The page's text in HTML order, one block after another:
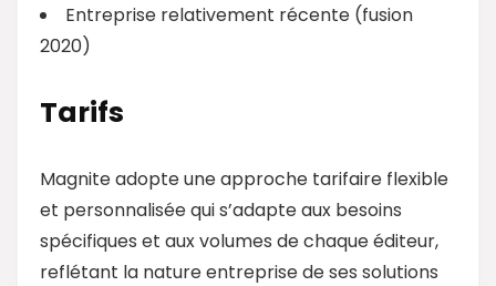
Entreprise relativement récente (fusion
2020)
Tarifs
Magnite adopte une approche tarifaire flexible
et personnalisée qui s’adapte aux besoins
spécifiques et aux volumes de chaque éditeur,
reflétant la nature entreprise de ses solutions